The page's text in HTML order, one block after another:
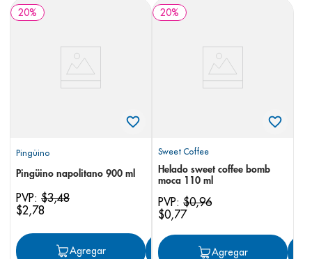
20%
Pingüino
Pingüino napolitano 900 ml
PVP: $3,48
$2,78
Agregar Agregar
20%
Sweet Coffee
Helado sweet coffee bomb
moca 110 ml
PVP: $0,96
$0,77
Agregar
6
pediasure